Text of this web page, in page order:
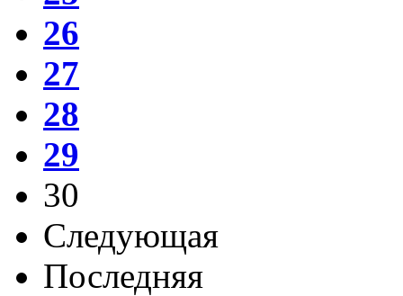
26
27
28
29
30
Следующая
Последняя